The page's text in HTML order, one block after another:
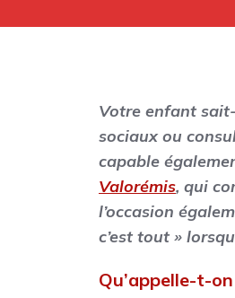
Votre enfant
sociaux ou
capable
Valorémis, qui
l’occasion
c’est tout »
Qu’appelle-t-